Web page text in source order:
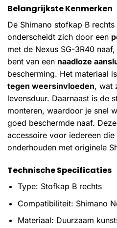
Belangrijkste Kenmerken
De Shimano stofkap B
onderscheidt zich door een
met de Nexus SG-3R40
bent van een naadloze
bescherming. Het materiaal is
tegen weersinvloeden, wat
levensduur. Daarnaast is de
monteren, waardoor je snel
goed beschermde naaf.
accessoire voor iedereen
onderhouden met originele
Technische Specificaties
Type: Stofkap B rechts
Compatibiliteit: Shimano
Materiaal: Duurzaam